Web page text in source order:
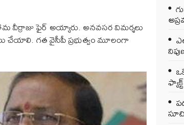
వీర్రాజు ఫైర్ అయ్యారు. అనవసర విమర్శలు
చేయాలి. గత వైసీపీ ప్రభుత్వం మూలంగా